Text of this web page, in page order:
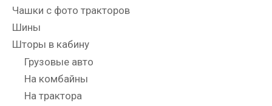
Чашки с фото тракторов
Шины
Шторы в кабину
Грузовые авто
На комбайны
На трактора